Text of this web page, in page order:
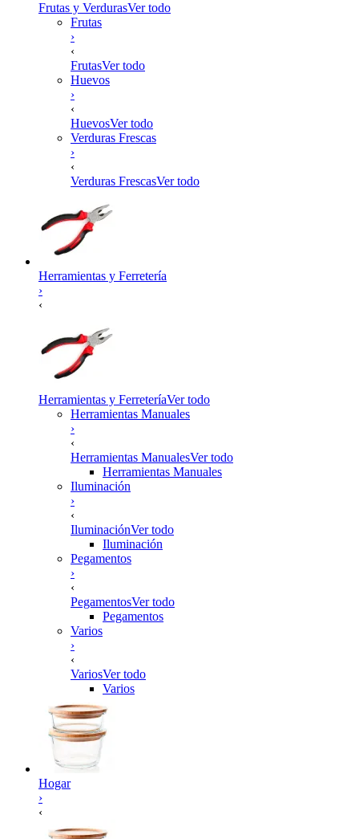
Frutas y VerdurasVer todo
Frutas
›
‹
FrutasVer todo
Huevos
›
‹
HuevosVer todo
Verduras Frescas
›
‹
Verduras FrescasVer todo
Herramientas y Ferretería
›
‹
Herramientas y FerreteríaVer todo
Herramientas Manuales
›
‹
Herramientas ManualesVer todo
Herramientas Manuales
Iluminación
›
‹
IluminaciónVer todo
Iluminación
Pegamentos
›
‹
PegamentosVer todo
Pegamentos
Varios
›
‹
VariosVer todo
Varios
Hogar
›
‹